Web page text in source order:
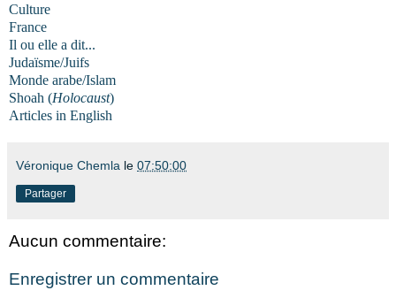
Culture
France
Il ou elle a dit...
Judaïsme/Juifs
Monde arabe/Islam
Shoah (Holocaust)
Articles in English
Véronique Chemla le 07:50:00
Partager
Aucun commentaire:
Enregistrer un commentaire